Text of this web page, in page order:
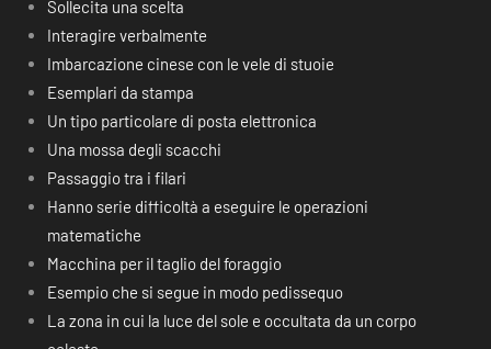
Sollecita una scelta
Interagire verbalmente
Imbarcazione cinese con le vele di stuoie
Esemplari da stampa
Un tipo particolare di posta elettronica
Una mossa degli scacchi
Passaggio tra i filari
Hanno serie difficoltà a eseguire le operazioni
matematiche
Macchina per il taglio del foraggio
Esempio che si segue in modo pedissequo
La zona in cui la luce del sole e occultata da un corpo